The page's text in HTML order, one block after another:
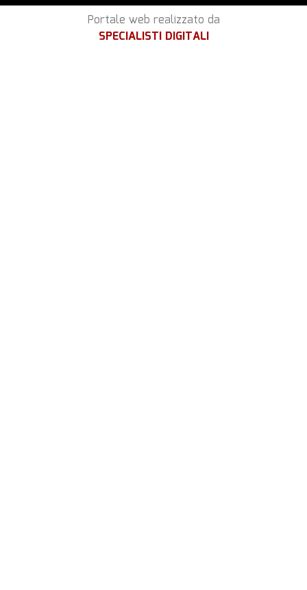
Portale web realizzato da
SPECIALISTI DIGITALI